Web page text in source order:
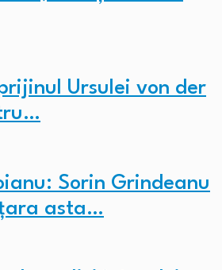
Ursulei von der
Sorin Grindeanu
asta…